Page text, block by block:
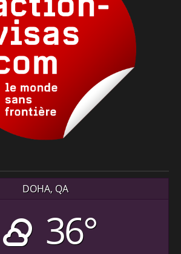
DOHA, QA
36°